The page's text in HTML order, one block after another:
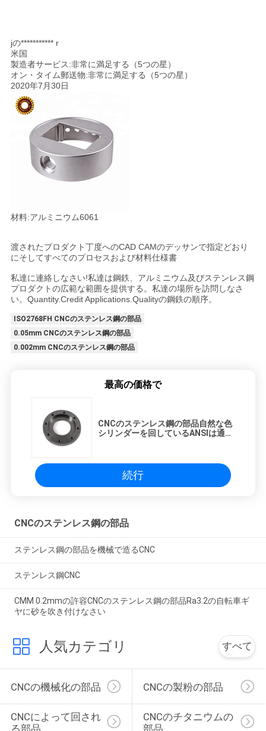
jの*********** r
米国
製造者サービス:非常に満足する（5つの星）
オン・タイム郵送物:非常に満足する（5つの星）
2020年7月30日
材料:アルミニウム6061
渡されたプロダクト丁度へのCAD CAMのデッサンで指定どおり
にそしてすべてのプロセスおよび材料仕様書
私達に連絡しなさい!私達は鋼鉄、アルミニウム及びステンレス鋼
プロダクトの広範な範囲を提供する。私達の場所を訪問しなさ
い。Quantity.Credit Applications.Qualityの鋼鉄の順序。
ISO2768FH CNCのステンレス鋼の部品
0.05mm CNCのステンレス鋼の部品
0.002mm CNCのステンレス鋼の部品
最高の価格で
CNCのステンレス鋼の部品自然な色
シリンダーを回しているANSIは通っ
続行
CNCのステンレス鋼の部品
ステンレス鋼の部品を機械で造るCNC
ステンレス鋼CNC
CMM 0.2mmの許容CNCのステンレス鋼の部品Ra3.2の自転車ギ
ヤに砂を吹き付けなさい
人気カテゴリ すべて
CNCの機械化の部品 CNCの製粉の部品
CNCによって回され
る部品
CNCのチタニウムの
部品